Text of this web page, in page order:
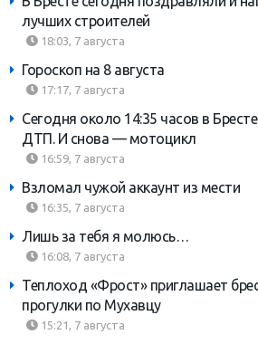
лучших строителей
18:03, 7 августа
Гороскоп на 8 августа
17:17, 7 августа
Сегодня около 14:35 часов в
ДТП. И снова — мотоцикл
16:59, 7 августа
Взломал чужой аккаунт из мести
16:35, 7 августа
Лишь за тебя я молюсь…
16:08, 7 августа
Теплоход «Фрост» приглашает
прогулки по Мухавцу
15:21, 7 августа